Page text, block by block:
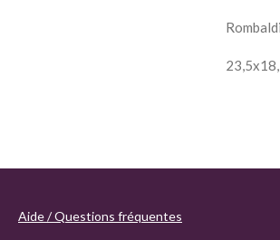
Rombaldi
Aide / Questions fréquentes